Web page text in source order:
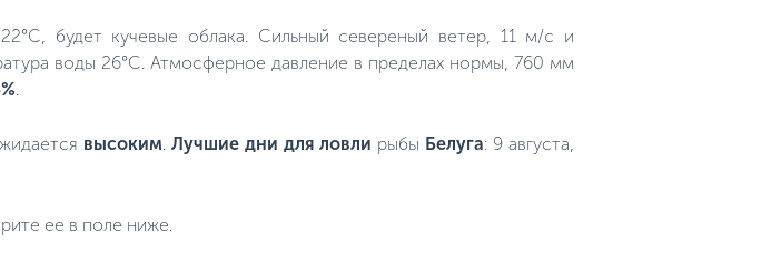
будет кучевые облака. Сильный севереный ветер, 11 м/с и
воды 26°C. Атмосферное давление в пределах нормы, 760 мм
высоким Лучшие дни для ловли рыбы Белуга: 9 августа,
ее в поле ниже.